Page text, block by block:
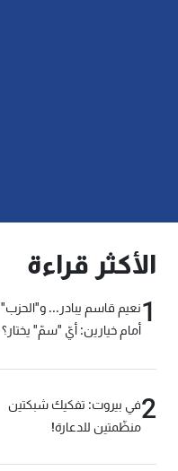
الأكثر قراءة
1نعيم قاسم يبادر... و"الحزب"
أمام خيارين: أيّ "سمّ" يختار؟
2في بيروت: تفكيك شبكتين
منظّمتين للدعارة!